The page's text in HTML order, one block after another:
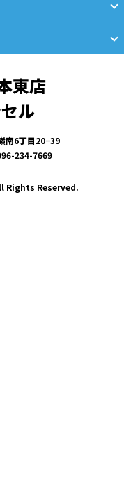
東店
ル
南6丁目20−39
234-7669
Rights Reserved.